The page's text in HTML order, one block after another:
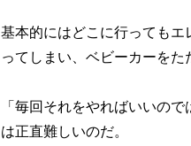
基本的にはどこに行っても
ってしまい、ベビーカーをた
「毎回それをやればいいの
は正直難しいのだ。